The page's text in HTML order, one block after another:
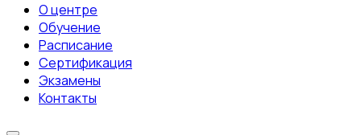
О центре
Обучение
Расписание
Сертификация
Экзамены
Контакты